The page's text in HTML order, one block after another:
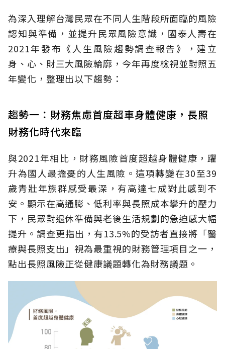
為深入理解台灣民眾在不同人生階段所面臨的風險
認知與準備，並提升民眾風險意識，國泰人壽在
2021年發布《人生風險趨勢調查報告》，建立
身、心、財三大風險輪廓，今年再度檢視並對照五
年變化，整理出以下趨勢：
趨勢一：財務焦慮首度超車身體健康，長照
財務化時代來臨
與2021年相比，財務風險首度超越身體健康，躍
升為國人最擔憂的人生風險。這項轉變在30至39
歲青壯年族群感受最深，有高達七成對此感到不
安。顯示在高通膨、低利率與長照成本攀升的壓力
下，民眾對退休準備與老後生活規劃的急迫感大幅
提升。調查更指出，有13.5%的受訪者直接將「醫
療與長照支出」視為最重視的財務管理項目之一，
點出長照風險正從健康議題轉化為財務議題。